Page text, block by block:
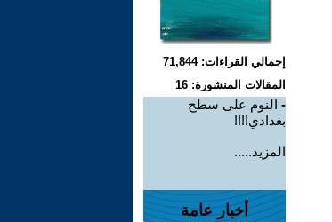
إجمالي القراءات: 71,844
المقالات المنشورة: 16
- النوم على سطح
بغدادي!!!!
المزيد.....
أخبار عامة